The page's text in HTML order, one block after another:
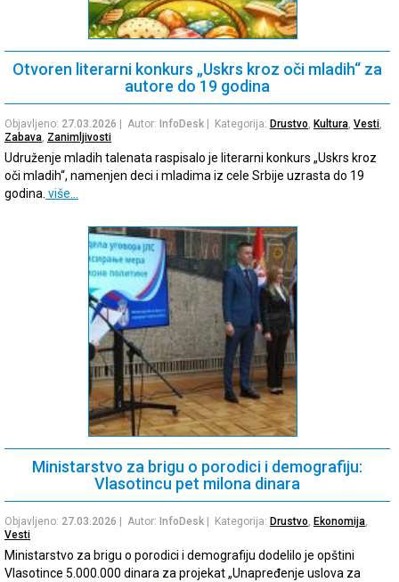
Otvoren literarni konkurs „Uskrs kroz oči mladih“ za
autore do 19 godina
Objavljeno: 27.03.2026 | Autor: InfoDesk | Kategorija: Drustvo, Kultura, Vesti,
Zabava, Zanimljivosti
Udruženje mladih talenata raspisalo je literarni konkurs „Uskrs kroz
oči mladih“, namenjen deci i mladima iz cele Srbije uzrasta do 19
godina. više…
Ministarstvo za brigu o porodici i demografiju:
Vlasotincu pet milona dinara
Objavljeno: 27.03.2026 | Autor: InfoDesk | Kategorija: Drustvo Ekonomija
Vesti
Ministarstvo za brigu o porodici i demografiju dodelilo je opštini
Vlasotince 5.000.000 dinara za projekat „Unapređenje uslova za